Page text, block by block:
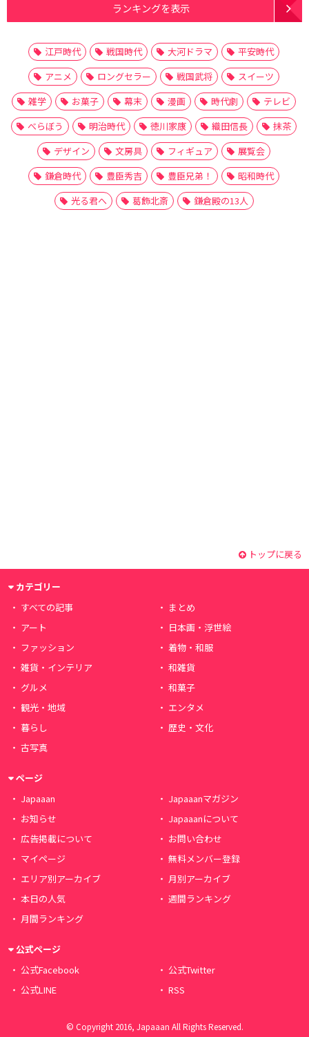
ランキングを表示
江戸時代 戦国時代 大河ドラマ
平安時代
アニメ
ロングセラー 戦国武将
スイーツ
雑学
お菓子 幕末 漫画 時代劇
テレビ
べらぼう
明治時代 徳川家康 織田信長
抹茶
デザイン
文房具 フィギュア
展覧会
鎌倉時代
豊臣秀吉 豊臣兄弟！
昭和時代
光る君へ
葛飾北斎 鎌倉殿の13人
トップに戻る
カテゴリー
すべての記事
まとめ
アート
日本画・浮世絵
ファッション
着物・和服
雑貨・インテリア
和雑貨
グルメ
和菓子
観光・地域
エンタメ
暮らし
歴史・文化
古写真
ページ
Japaaan
Japaaanマガジン
お知らせ
Japaaanについて
広告掲載について
お問い合わせ
マイページ
無料メンバー登録
エリア別アーカイブ
月別アーカイブ
本日の人気
週間ランキング
月間ランキング
公式ページ
公式Facebook
公式Twitter
公式LINE
RSS
© Copyright 2016, Japaaan All Rights Reserved.